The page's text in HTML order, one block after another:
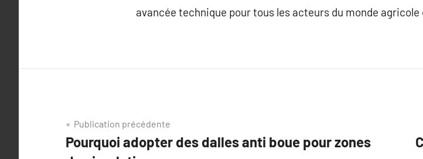
avancée technique pour tous les acteurs du monde
Navigation
de
Publication précédente
Pourquoi adopter des dalles anti boue pour zones